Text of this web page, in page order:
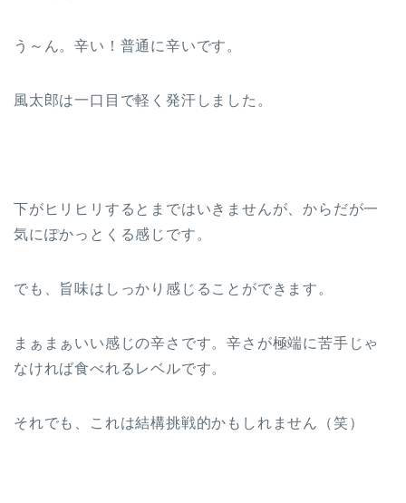
う～ん。辛い！普通に辛いです。
風太郎は一口目で軽く発汗しました。
下がヒリヒリするとまではいきませんが、からだが一
気にぽかっとくる感じです。
でも、旨味はしっかり感じることができます。
まぁまぁいい感じの辛さです。辛さが極端に苦手じゃ
なければ食べれるレベルです。
それでも、これは結構挑戦的かもしれません（笑）